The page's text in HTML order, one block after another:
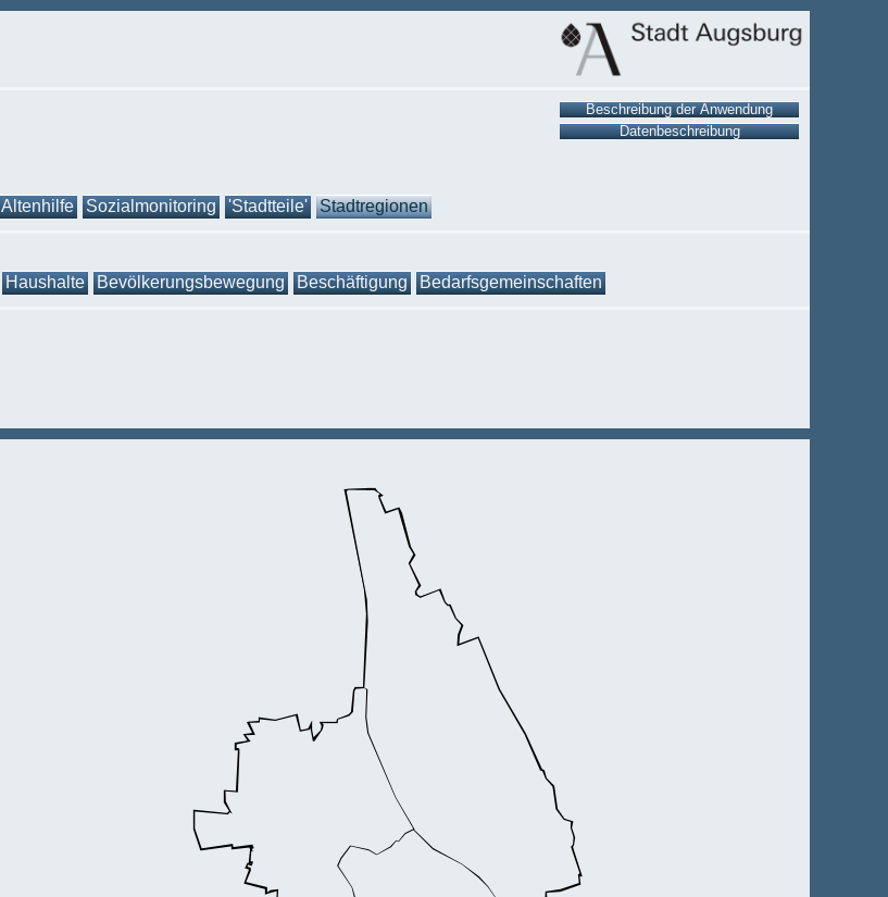
Altenhilfe Sozialmonitoring 'Stadtteile' Stadtregionen
Haushalte Bevölkerungsbewegung Beschäftigung Bedarfsgemeinschaften